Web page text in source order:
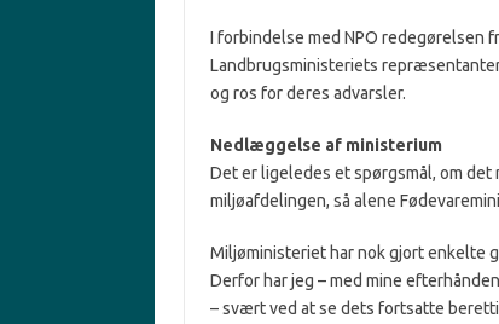
I forbindelse med NPO redegørelsen
Landbrugsministeriets
og ros for deres advarsler.
Nedlæggelse af ministerium
Det er ligeledes et spørgsmål, om
miljøafdelingen, så alene
Miljøministeriet har nok gjort enkelte
Derfor har jeg – med mine
– svært ved at se dets fortsatte